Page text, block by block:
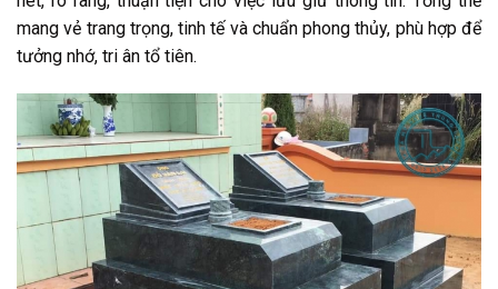
mang vẻ trang trọng, tinh tế và chuẩn phong thủy, phù hợp để
tưởng nhớ, tri ân tổ tiên.